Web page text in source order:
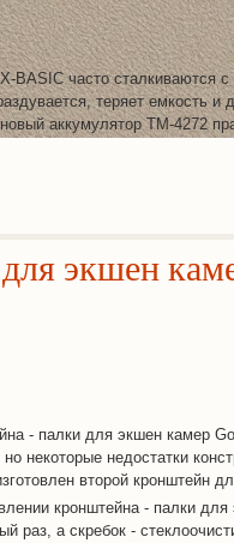
часто сталкиваются
теряет емкость и
аккумулятор TM-4272
экшен
- палки для экшен камер
, но некоторые недостатки
второй кронштейн
кронштейна - палки
раз, а скребок -